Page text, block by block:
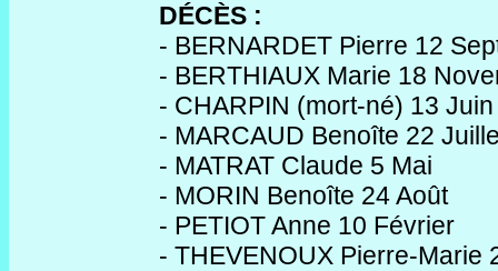
DÉCÈS :
- BERNARDET Pierre 12
- BERTHIAUX Marie 18
- CHARPIN (mort-né) 13 Juin
- MARCAUD Benoîte 22
- MATRAT Claude 5 Mai
- MORIN Benoîte 24 Août
- PETIOT Anne 10 Février
- THEVENOUX Pierre-Marie